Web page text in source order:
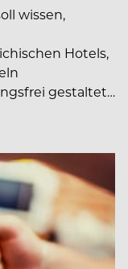
wissen,
Hotels,
gestaltet…